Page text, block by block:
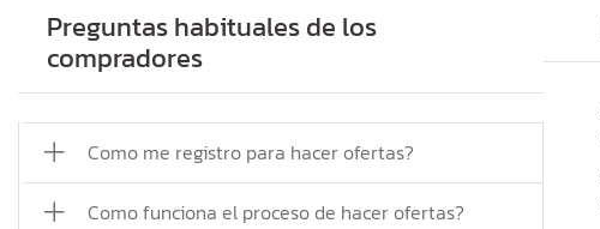
Preguntas habituales de los
compradores
Como me registro para hacer ofertas?
Como funciona el proceso de hacer ofertas?